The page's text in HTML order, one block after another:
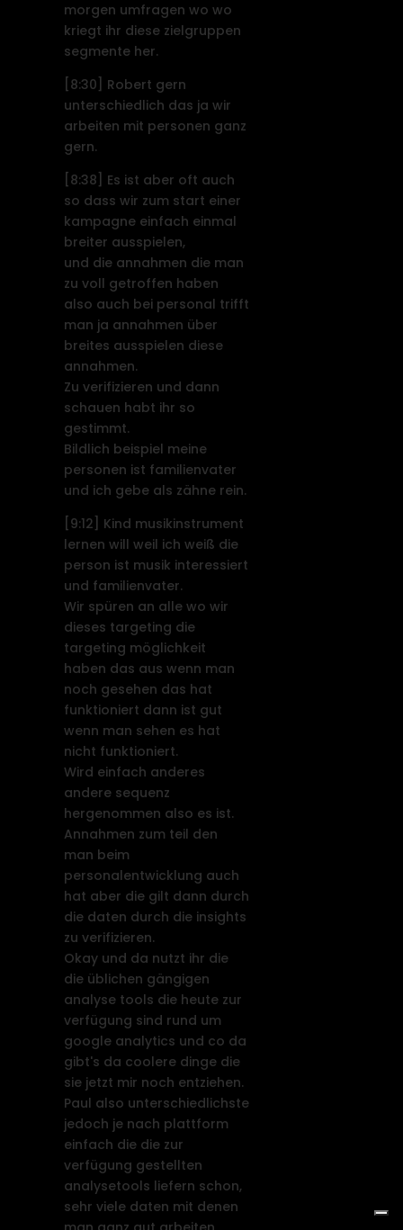
morgen umfragen wo wo
kriegt ihr diese zielgruppen
segmente her.
[8:30]
Robert gern
unterschiedlich das ja wir
arbeiten mit personen ganz
gern.
[8:38]
Es ist aber oft auch
so dass wir zum start einer
kampagne einfach einmal
breiter ausspielen,
und die annahmen die man
zu voll getroffen haben
also auch bei personal trifft
man ja annahmen über
breites ausspielen diese
annahmen.
Zu verifizieren und dann
schauen habt ihr so
gestimmt.
Bildlich beispiel meine
personen ist familienvater
und ich gebe als zähne rein.
[9:12]
Kind musikinstrument
lernen will weil ich weiß die
person ist musik interessiert
und familienvater.
Wir spüren an alle wo wir
dieses targeting die
targeting möglichkeit
haben das aus wenn man
noch gesehen das hat
funktioniert dann ist gut
wenn man sehen es hat
nicht funktioniert.
Wird einfach anderes
andere sequenz
hergenommen also es ist.
Annahmen zum teil den
man beim
personalentwicklung auch
hat aber die gilt dann durch
die daten durch die insights
zu verifizieren.
Okay und da nutzt ihr die
die üblichen gängigen
analyse tools die heute zur
verfügung sind rund um
google analytics und co da
gibt's da coolere dinge die
sie jetzt mir noch entziehen.
Paul also unterschiedlichste
jedoch je nach plattform
einfach die die zur
verfügung gestellten
analysetools liefern schon,
sehr viele daten mit denen